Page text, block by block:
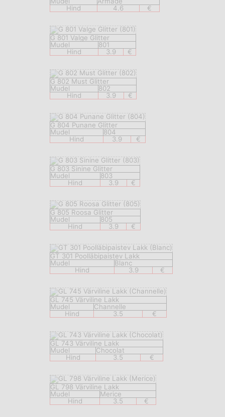
Hind
4.6 €
G 801 Valge Glitter
Mudel
801
Hind
3.9 €
G 802 Must Glitter
Mudel
802
Hind
3.9 €
G 804 Punane Glitter
Mudel
804
Hind
3.9 €
G 803 Sinine Glitter
Mudel
803
Hind
3.9 €
G 805 Roosa Glitter
Mudel
805
Hind
3.9 €
GT 301 Poolläbipaistev Lakk
Mudel
Blanc
Hind
3.9 €
GL 745 Värviline Lakk
Mudel
Channelle
Hind
3.5 €
GL 743 Värviline Lakk
Mudel
Chocolat
Hind
3.5 €
GL 798 Värviline Lakk
Mudel
Merice
Hind
3.5 €